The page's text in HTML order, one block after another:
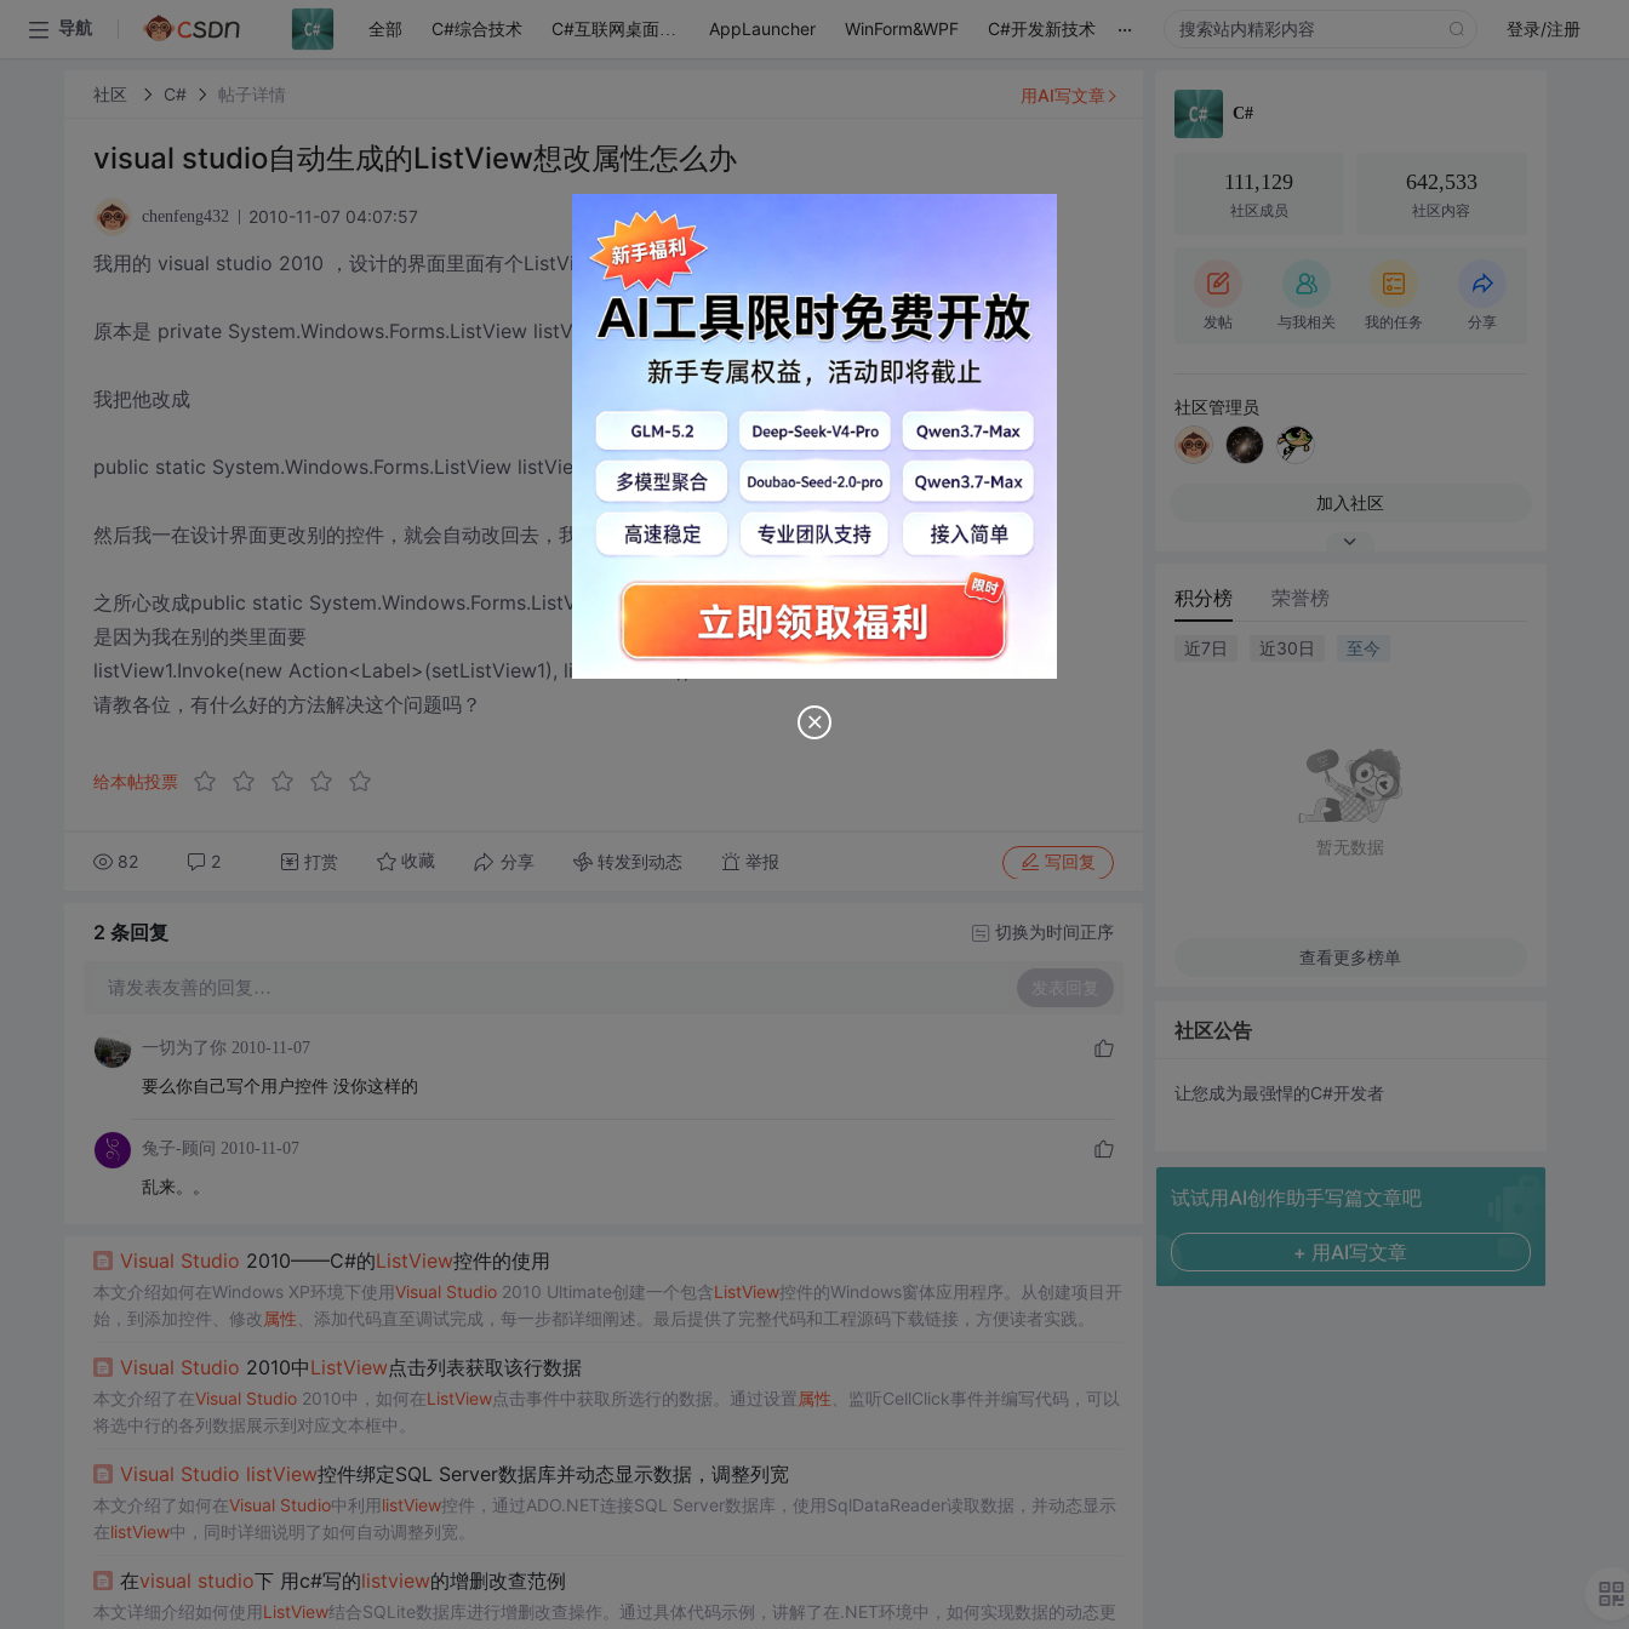
导航 全部 C#综合技术 C#互联网桌面应用 AppLauncher WinForm&WPF C#开发新技术 ... 登录/注册
社区 C# 帖子详情
visual studio自动生成的ListView想改属性怎么办
chenfeng432 2010-11-07 04:07:57
我用的 visual studio 2010 ，设计的界面里面有个ListView
原本是 private System.Windows.Forms.ListView listView1;
我把他改成
public static System.Windows.Forms.ListView listView1;
然后我一在设计界面更改别的控件，就会自动改回去，我应该怎么办？
之所心改成public static System.Windows.Forms.ListView listView1;
是因为我在别的类里面要
listView1.Invoke(new Action<Label>(setListView1), listView1aaa);
请教各位，有什么好的方法解决这个问题吗？
给本帖投票
82 2 打赏 收藏 分享 转发到动态 举报 写回复
用AI写文章
2 条回复 切换为时间正序
请发表友善的回复… 发表回复
一切为了你 2010-11-07
要么你自己写个用户控件 没你这样的
兔子-顾问 2010-11-07
乱来。。
Visual Studio 2010——C#的ListView控件的使用
本文介绍如何在Windows XP环境下使用Visual Studio2010 Ultimate创建一个包含ListView控件的Windows窗体应用程序。从创建项目开
始，到添加控件、修改属性 、添加代码直至调试完成，每一步都详细阐述。最后提供了完整代码和工程源码下载链接，方便读者实践。
Visual Studio 2010中ListView点击列表获取该行数据
本文介绍了在Visual Studio2010中，如何在ListView点击事件中获取所选行的数据。通过设置属性 、监听CellClick事件并编写代码，可以
将选中行的各列数据展示到对应文本框中。
Visual Studio listView控件绑定SQL Server数据库并动态显示数据，调整列宽
本文介绍了如何在Visual Studio中利用listView控件，通过ADO.NET连接SQL Server数据库，使用SqlDataReader读取数据，并动态显示
在listView中，同时详细说明了如何自动调整列宽。
在visual studio下 用c#写的listview的增删改查范例
本文详细介绍如何使用ListView结合SQLite数据库进行增删改查操作。通过具体代码示例，讲解了在.NET环境中，如何实现数据的动态更
C#
111,129
社区成员
642,533
社区内容
发帖 与我相关 我的任务 分享
社区管理员
加入社区
积分榜 荣誉榜
近7日 近30日 至今
暂无数据
查看更多榜单
社区公告
让您成为最强悍的C#开发者
试试用AI创作助手写篇文章吧
+ 用AI写文章